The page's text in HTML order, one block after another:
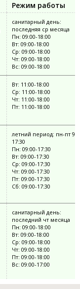
Режим работы
санитарный день:
последняя ср месяца
Пн: 09:00-18:00
Вт: 09:00-18:00
Ср: 09:00-18:00
Чт: 09:00-18:00
Вс: 09:00-18:00
Вт: 11:00-18:00
Ср: 11:00-18:00
Чт: 11:00-18:00
Пт: 11:00-18:00
летний период: пн-пт
17:30
Пн: 09:00-17:30
Вт: 09:00-17:30
Ср: 09:00-17:30
Чт: 09:00-17:30
Пт: 09:00-17:30
Сб: 09:00-17:30
санитарный день:
последний чт месяца
Пн: 09:00-18:00
Вт: 09:00-18:00
Ср: 09:00-18:00
Чт: 09:00-18:00
Пт: 09:00-18:00
Вс: 09:00-17:00